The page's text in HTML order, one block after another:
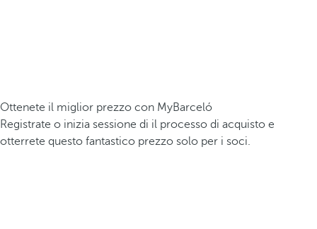
Ottenete il miglior prezzo con MyBarceló
Registrate o inizia sessione di il processo di acquisto e
otterrete questo fantastico prezzo solo per i soci.